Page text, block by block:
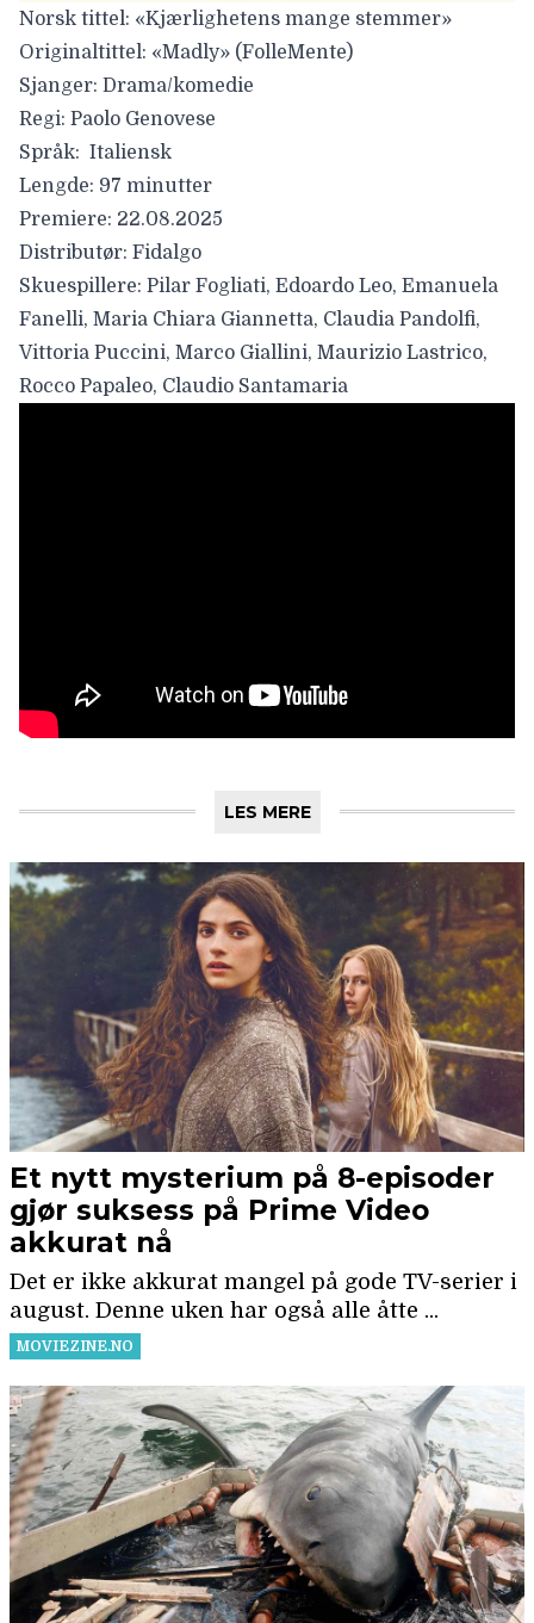
Norsk tittel: «Kjærlighetens mange stemmer»
Originaltittel: «Madly» (FolleMente)
Sjanger: Drama/komedie
Regi: Paolo Genovese
Språk: Italiensk
Lengde: 97 minutter
Premiere: 22.08.2025
Distributør: Fidalgo
Skuespillere: Pilar Fogliati, Edoardo Leo, Emanuela
Fanelli, Maria Chiara Giannetta, Claudia Pandolfi,
Vittoria Puccini, Marco Giallini, Maurizio Lastrico,
Rocco Papaleo, Claudio Santamaria
LES MERE